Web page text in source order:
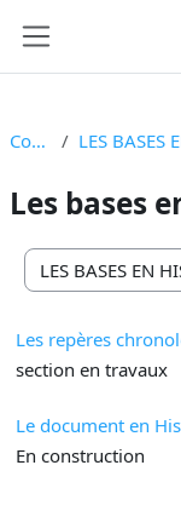
Cours
Les bases
Catégories de
Les repères
section en travaux
Le document en
En construction